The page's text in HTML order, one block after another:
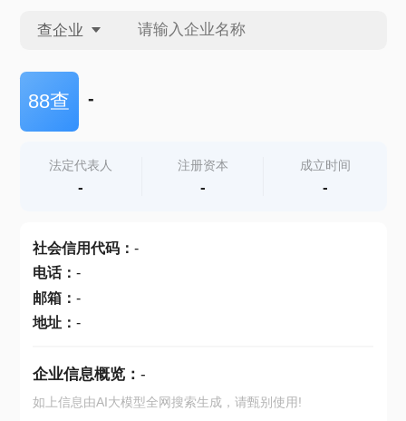
查企业
查企业
查产地
88查 -
法定代表人
-
注册资本
-
成立时间
-
社会信用代码： -
电话： -
邮箱： -
地址： -
企业信息概览： -
如上信息由AI大模型全网搜索生成，请甄别使用!